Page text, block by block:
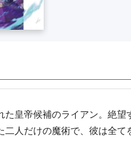
た皇帝候補のライアン。絶
二人だけの魔術で、彼は全